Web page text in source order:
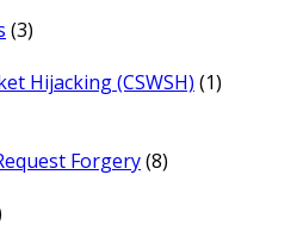
(3)
Hijacking (CSWSH) (1)
Forgery(8)